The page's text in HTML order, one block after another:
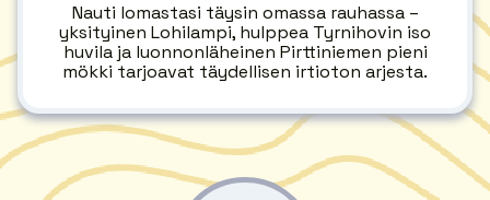
Nauti lomastasi täysin omassa rauhassa –
yksityinen Lohilampi, hulppea Tyrnihovin iso
huvila ja luonnonläheinen Pirttiniemen pieni
mökki tarjoavat täydellisen irtioton arjesta.